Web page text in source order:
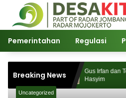
Langsung
konten
Pemerintahan Regulasi
Breaking News
Digelar,
Gus Irfan dan
Hasyim
Uncategorized